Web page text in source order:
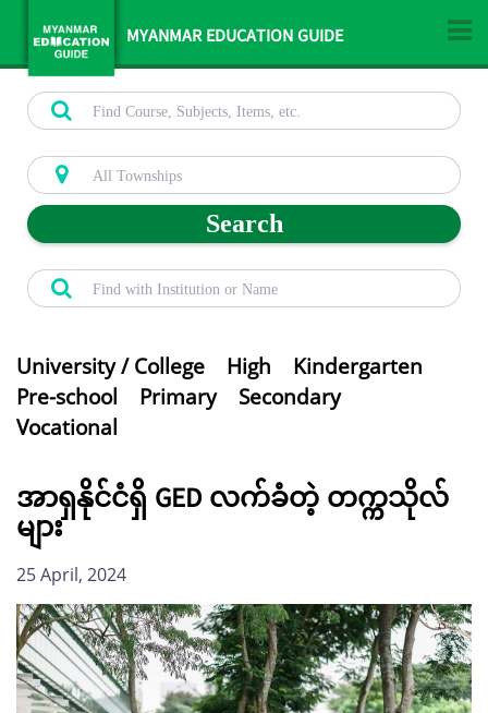
MYANMAR EDUCATION GUIDE
Search
University / College High
Kindergarten
Pre-school
Primary
Secondary
Vocational
အာရှနိုင်ငံရှိ GED လက်ခံတဲ့ တက္ကသိုလ်
များ
25 April, 2024